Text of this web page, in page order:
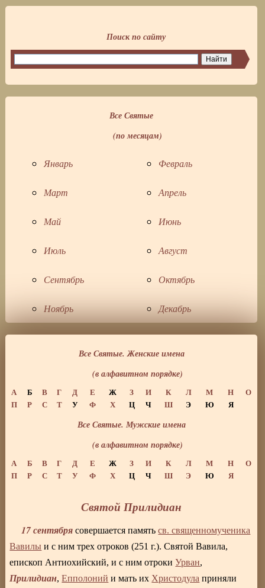
Все Святые
(по месяцам)
Январь Февраль
Март Апрель
Май Июнь
Июль Август
Сентябрь Октябрь
Ноябрь Декабрь
Все Святые. Женские имена
(в алфавитном порядке)
А Б В Г Д Е Ж З И К Л М Н
О
П
Р С Т У Ф Х Ц Ч Ш Э Ю Я
Все Святые. Мужские имена
(в алфавитном порядке)
А Б В Г Д Е Ж З И К Л М Н
О
П
Р С Т У Ф Х Ц Ч Ш Э Ю Я
Святой Прилидиан
17 сентября совершается памятьсв. священномученика
Вавилы и с ним трех отроков (251 г.). Святой Вавила,
епископ Антиохийский, и с ним отрокиУрван,
Прилидиан,Епполоний и мать их Христодула приняли
Поиск по сайту